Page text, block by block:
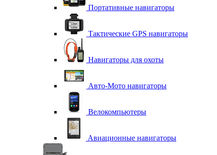
Портативные навигаторы
Тактические GPS навигаторы
Навигаторы для охоты
Авто-Мото навигаторы
Велокомпьютеры
Авиационные навигаторы